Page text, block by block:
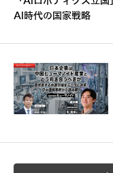
AI時代の国家戦略